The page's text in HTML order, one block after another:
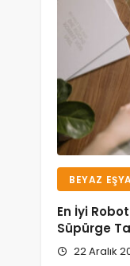
BEYAZ
En İyi
Süpürge
22 Aralık